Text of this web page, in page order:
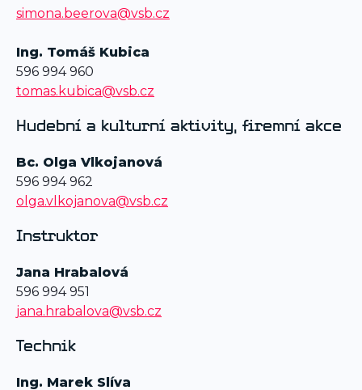
simona.beerova@vsb.cz
Ing. Tomáš Kubica
596 994 960
tomas.kubica@vsb.cz
Hudební a kulturní aktivity, firemní akce
Bc. Olga Vlkojanová
596 994 962
olga.vlkojanova@vsb.cz
Instruktor
Jana Hrabalová
596 994 951
jana.hrabalova@vsb.cz
Technik
Ing. Marek Slíva